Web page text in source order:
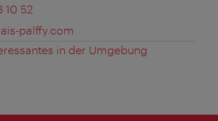
10 52
palffy.com
in der Umgebung